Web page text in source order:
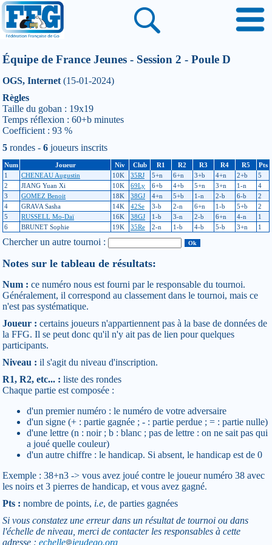
Équipe de France Jeunes - Session 2 - Poule D
OGS, Internet (15-01-2024)
Règles
Taille du goban : 19x19
Temps réflexion : 60+b minutes
Coefficient : 93 %
5 rondes - 6 joueurs inscrits
Num Joueur Niv Club R1 R2 R3 R4 R5
Pts
1
CHENEAU Augustin 10K 35RJ 5+n 6+n 3+b 4+n 2+b
5
2
JIANG Yuan Xi 10K 69Ly 6+b 4+b 5+n 3+n 1-n
4
3
GOMEZ Benoit 18K 38GJ 4+n 5+b 1-n 2-b 6-b
2
4
GRAVA Sasha 14K 42Se 3-b 2-n 6+n 1-b 5+b
2
5
RUSSELL Mo-Daï 16K 38GJ 1-b 3-n 2-b 6+n 4-n
1
6
BRUNET Sophie 19K 35Re 2-n 1-b 4-b 5-b 3+n 1
Chercher un autre tournoi :
Notes sur le tableau de résultats:
Num : ce numéro nous est fourni par le responsable du tournoi.
Généralement, il correspond au classement dans le tournoi, mais ce
n'est pas systématique.
Joueur : certains joueurs n'appartiennent pas à la base de données de
la FFG. Il se peut donc qu'il n'y ait pas de lien pour quelques
participants.
Niveau : il s'agit du niveau d'inscription.
R1, R2, etc... : liste des rondes
Chaque partie est composée :
d'un premier numéro : le numéro de votre adversaire
d'un signe (+ : partie gagnée ; - : partie perdue ; = : partie nulle)
d'une lettre (n : noir ; b : blanc ; pas de lettre : on ne sait pas qui
a joué quelle couleur)
d'un autre chiffre : le handicap. Si absent, le handicap est de 0
Exemple : 38+n3 -> vous avez joué contre le joueur numéro 38 avec
les noirs et 3 pierres de handicap, et vous avez gagné.
Pts : nombre de points, i.e, de parties gagnées
Si vous constatez une erreur dans un résultat de tournoi ou dans
l'échelle de niveau, merci de contacter les responsables à cette
adresse : echelle jeudego.org